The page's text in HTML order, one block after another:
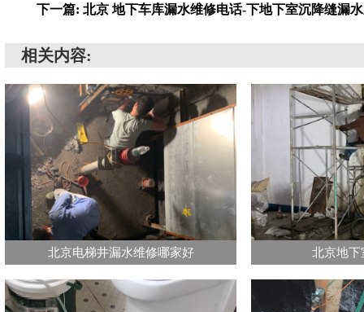
下一篇: 北京 地下车库漏水维修电话-下地下室沉降缝漏
相关内容:
北京电梯井漏水维修哪家好 北京地下